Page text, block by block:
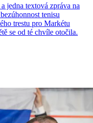
jedna textová zpráva na
tenisu
trestu pro Markétu
se od té chvíle otočila.